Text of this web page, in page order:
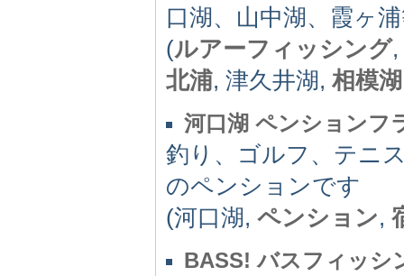
口湖、山中湖、霞ヶ
(ルアーフィッシング,
北浦, 津久井湖, 相模湖
河口湖 ペンションフ
釣り、ゴルフ、テニ
のペンションです
(河口湖, ペンション,
BASS! バスフィッシ